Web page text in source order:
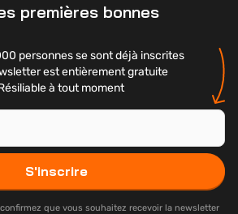
premières bonnes
personnes se sont déjà inscrites
est entièrement gratuite
à tout moment
S'inscrire
que vous souhaitez recevoir la newsletter